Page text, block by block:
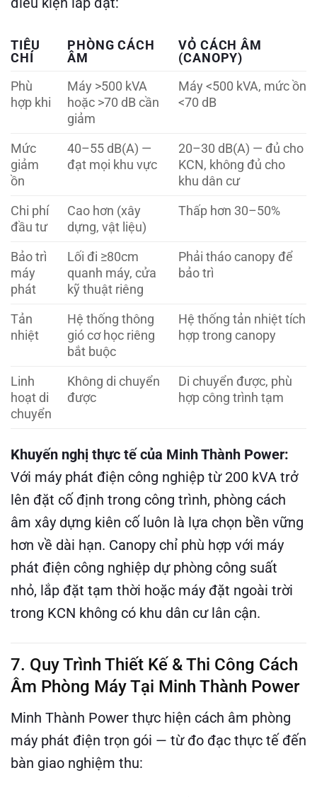
TIÊU
CHÍ
PHÒNG CÁCH
ÂM
VỎ CÁCH ÂM
(CANOPY)
Phù
hợp khi
Máy >500 kVA
hoặc >70 dB cần
giảm
Máy <500 kVA, mức ồn
<70 dB
Mức
giảm
ồn
40–55 dB(A) —
đạt mọi khu vực
20–30 dB(A) — đủ cho
KCN, không đủ cho
khu dân cư
Chi phí
đầu tư
Cao hơn (xây
dựng, vật liệu)
Thấp hơn 30–50%
Bảo trì
máy
phát
Lối đi ≥80cm
quanh máy, cửa
kỹ thuật riêng
Phải tháo canopy để
bảo trì
Tản
nhiệt
Hệ thống thông
gió cơ học riêng
bắt buộc
Hệ thống tản nhiệt tích
hợp trong canopy
Linh
hoạt di
chuyển
Không di chuyển
được
Di chuyển được, phù
hợp công trình tạm
Khuyến nghị thực tế của Minh Thành Power:
Với máy phát điện công nghiệp từ 200 kVA trở
lên đặt cố định trong công trình, phòng cách
âm xây dựng kiên cố luôn là lựa chọn bền vững
hơn về dài hạn. Canopy chỉ phù hợp với máy
phát điện công nghiệp dự phòng công suất
nhỏ, lắp đặt tạm thời hoặc máy đặt ngoài trời
trong KCN không có khu dân cư lân cận.
7. Quy Trình Thiết Kế & Thi Công Cách
Âm Phòng Máy Tại Minh Thành Power
Minh Thành Power thực hiện cách âm phòng
máy phát điện trọn gói — từ đo đạc thực tế đến
bàn giao nghiệm thu: